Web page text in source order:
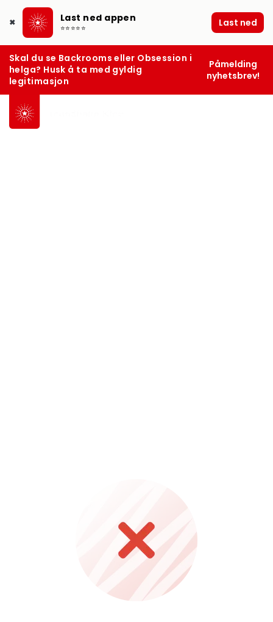
✖ Last ned appen
⭐⭐⭐⭐⭐ Last ned
Skal du se Backrooms eller Obsession i
helga? Husk å ta med gyldig
legitimasjon
Påmelding
nyhetsbrev!